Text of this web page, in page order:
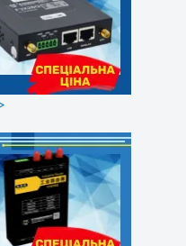
COM-порт
M2M платформа
источника
напряжение: 9 … 26 В
режим
x 100 x 30